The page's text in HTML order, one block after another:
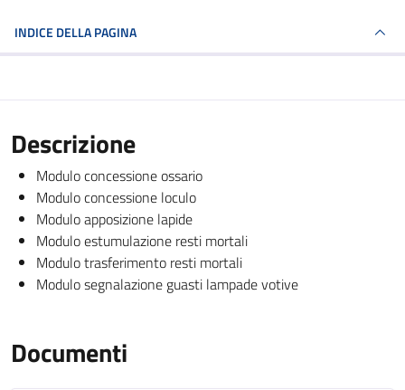
INDICE DELLA PAGINA
Descrizione
Modulo concessione ossario
Modulo concessione loculo
Modulo apposizione lapide
Modulo estumulazione resti mortali
Modulo trasferimento resti mortali
Modulo segnalazione guasti lampade votive
Documenti